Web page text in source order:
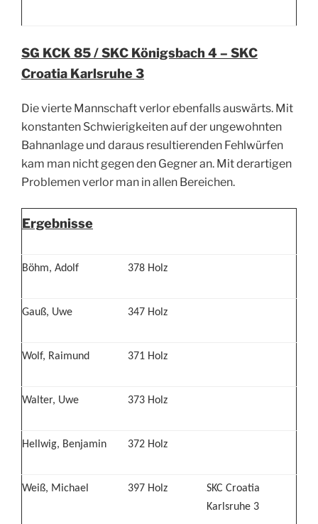
SG KCK 85 / SKC Königsbach 4 – SKC
Croatia Karlsruhe 3
Die vierte Mannschaft verlor ebenfalls auswärts. Mit
konstanten Schwierigkeiten auf der ungewohnten
Bahnanlage und daraus resultierenden Fehlwürfen
kam man nicht gegen den Gegner an. Mit derartigen
Problemen verlor man in allen Bereichen.
Ergebnisse
Böhm, Adolf 378 Holz
Gauß, Uwe 347 Holz
Wolf, Raimund 371 Holz
Walter, Uwe 373 Holz
Hellwig, Benjamin 372 Holz
Weiß, Michael 397 Holz
SKC Croatia
Karlsruhe 3